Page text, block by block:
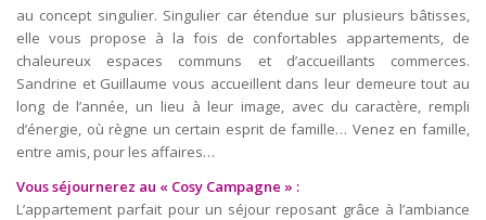
au concept singulier. Singulier car étendue sur plusieurs bâtisses,
elle vous propose à la fois de confortables appartements, de
chaleureux espaces communs et d’accueillants commerces.
Sandrine et Guillaume vous accueillent dans leur demeure tout au
long de l’année, un lieu à leur image, avec du caractère, rempli
d’énergie, où règne un certain esprit de famille… Venez en famille,
entre amis, pour les affaires…
Vous séjournerez au « Cosy Campagne » :
L’appartement parfait pour un séjour reposant grâce à l’ambiance